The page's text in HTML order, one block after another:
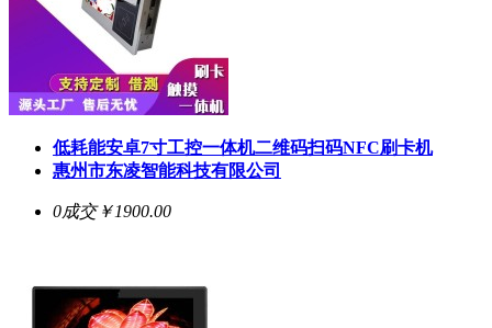
低耗能安卓7寸工控一体机二维码扫码NFC刷卡机
惠州市东凌智能科技有限公司
0成交￥1900.00